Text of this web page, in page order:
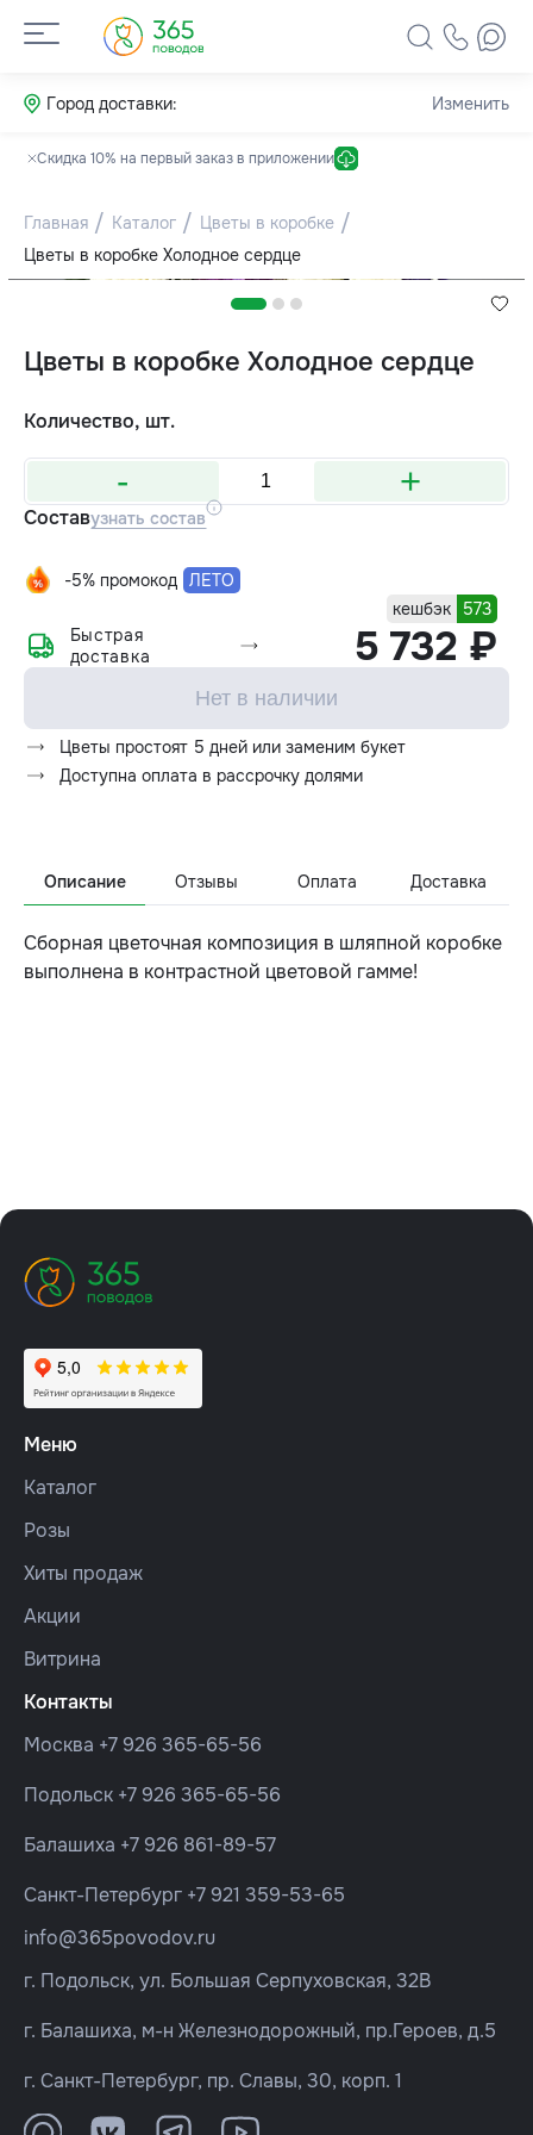
Город доставки: Изменить
Скидка 10% на первый заказ в приложении
Главная Каталог
Цветы в коробке
Цветы в коробке Холодное сердце
Цветы в коробке Холодное сердце
Количество, шт.
- +
Составузнать состав
-5% промокод ЛЕТО
кешбэк
573
5 732 ₽
Быстрая
доставка
Нет в наличии
Цветы простоят 5 дней или заменим букет
Доступна оплата в рассрочку долями
Описание Отзывы Оплата Доставка
Сборная цветочная композиция в шляпной коробке
выполнена в контрастной цветовой гамме!
Меню
Каталог
Розы
Хиты продаж
Акции
Витрина
Контакты
Москва +7 926 365-65-56
Подольск +7 926 365-65-56
Балашиха +7 926 861-89-57
Санкт-Петербург +7 921 359-53-65
info@365povodov.ru
г. Подольск, ул. Большая Серпуховская, 32В
г. Балашиха, м-н Железнодорожный, пр.Героев, д.5
г. Санкт-Петербург, пр. Славы, 30, корп. 1